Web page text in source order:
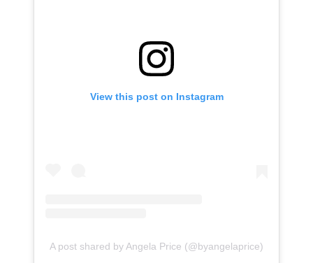
View this post on Instagram
A post shared by Angela Price (@byangelaprice)